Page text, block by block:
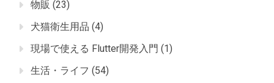
物販 (23)
犬猫衛生用品 (4)
現場で使える Flutter開発入門 (1)
生活・ライフ (54)